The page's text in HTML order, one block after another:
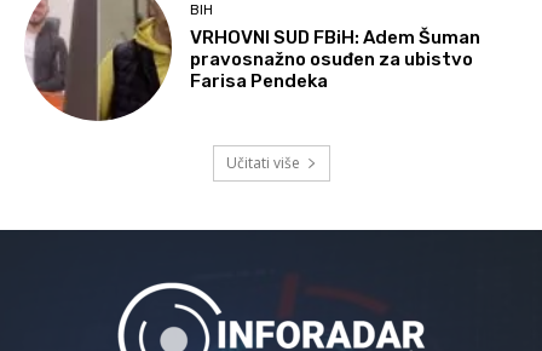
BIH
VRHOVNI SUD FBiH: Adem Šuman
pravosnažno osuđen za ubistvo
Farisa Pendeka
Učitati više